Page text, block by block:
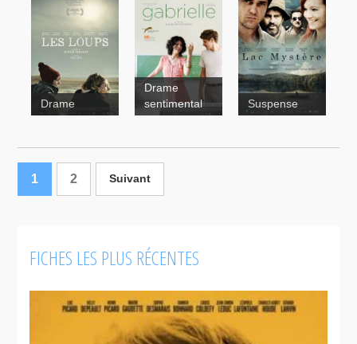
Mont
Foster
Drame Gabrielle
Drame
sentimental
Lac
mystère
Cadavres
Suspense
1 2 Suivant
FICHES LES PLUS RÉCENTES